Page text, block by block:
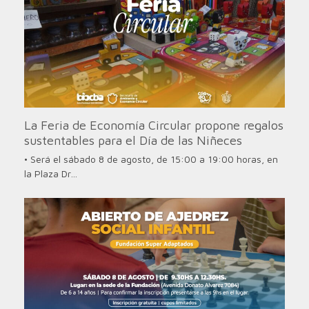
La Feria de Economía Circular propone regalos
sustentables para el Día de las Niñeces
• Será el sábado 8 de agosto, de 15:00 a 19:00 horas, en
la Plaza Dr…